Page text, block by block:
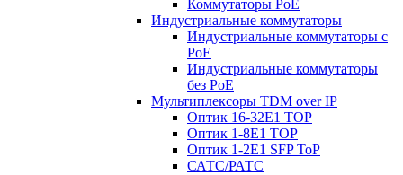
Коммутаторы PoE
Индустриальные коммутаторы
Индустриальные коммутаторы с
PoE
Индустриальные коммутаторы
без PoE
Мультиплексоры TDM over IP
Оптик 16-32E1 TOP
Оптик 1-8E1 TOP
Оптик 1-2E1 SFP ToP
САТС/РАТС